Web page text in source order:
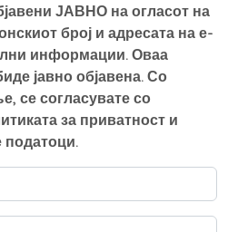
ЈАВНО на огласот на
број и адресата на е-
информации. Оваа
јавно објавена. Со
се согласувате со
за приватност и
податоци.